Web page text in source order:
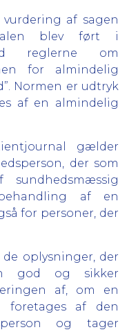
af sagen
blev ført i
reglerne om
for almindelig
Normen er udtryk
af en almindelig
gælder
der som
af en
for personer, der
oplysninger, der
god og sikker
af, om en
foretages af den
og tager